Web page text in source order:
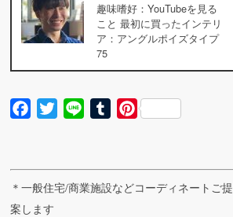
趣味嗜好：YouTubeを見る
こと 最初に買ったインテリ
ア：アングルポイズタイプ
75
Facebook
Twitter Line TumblrPinterest
＊一般住宅/商業施設などコーディネートご提
案します